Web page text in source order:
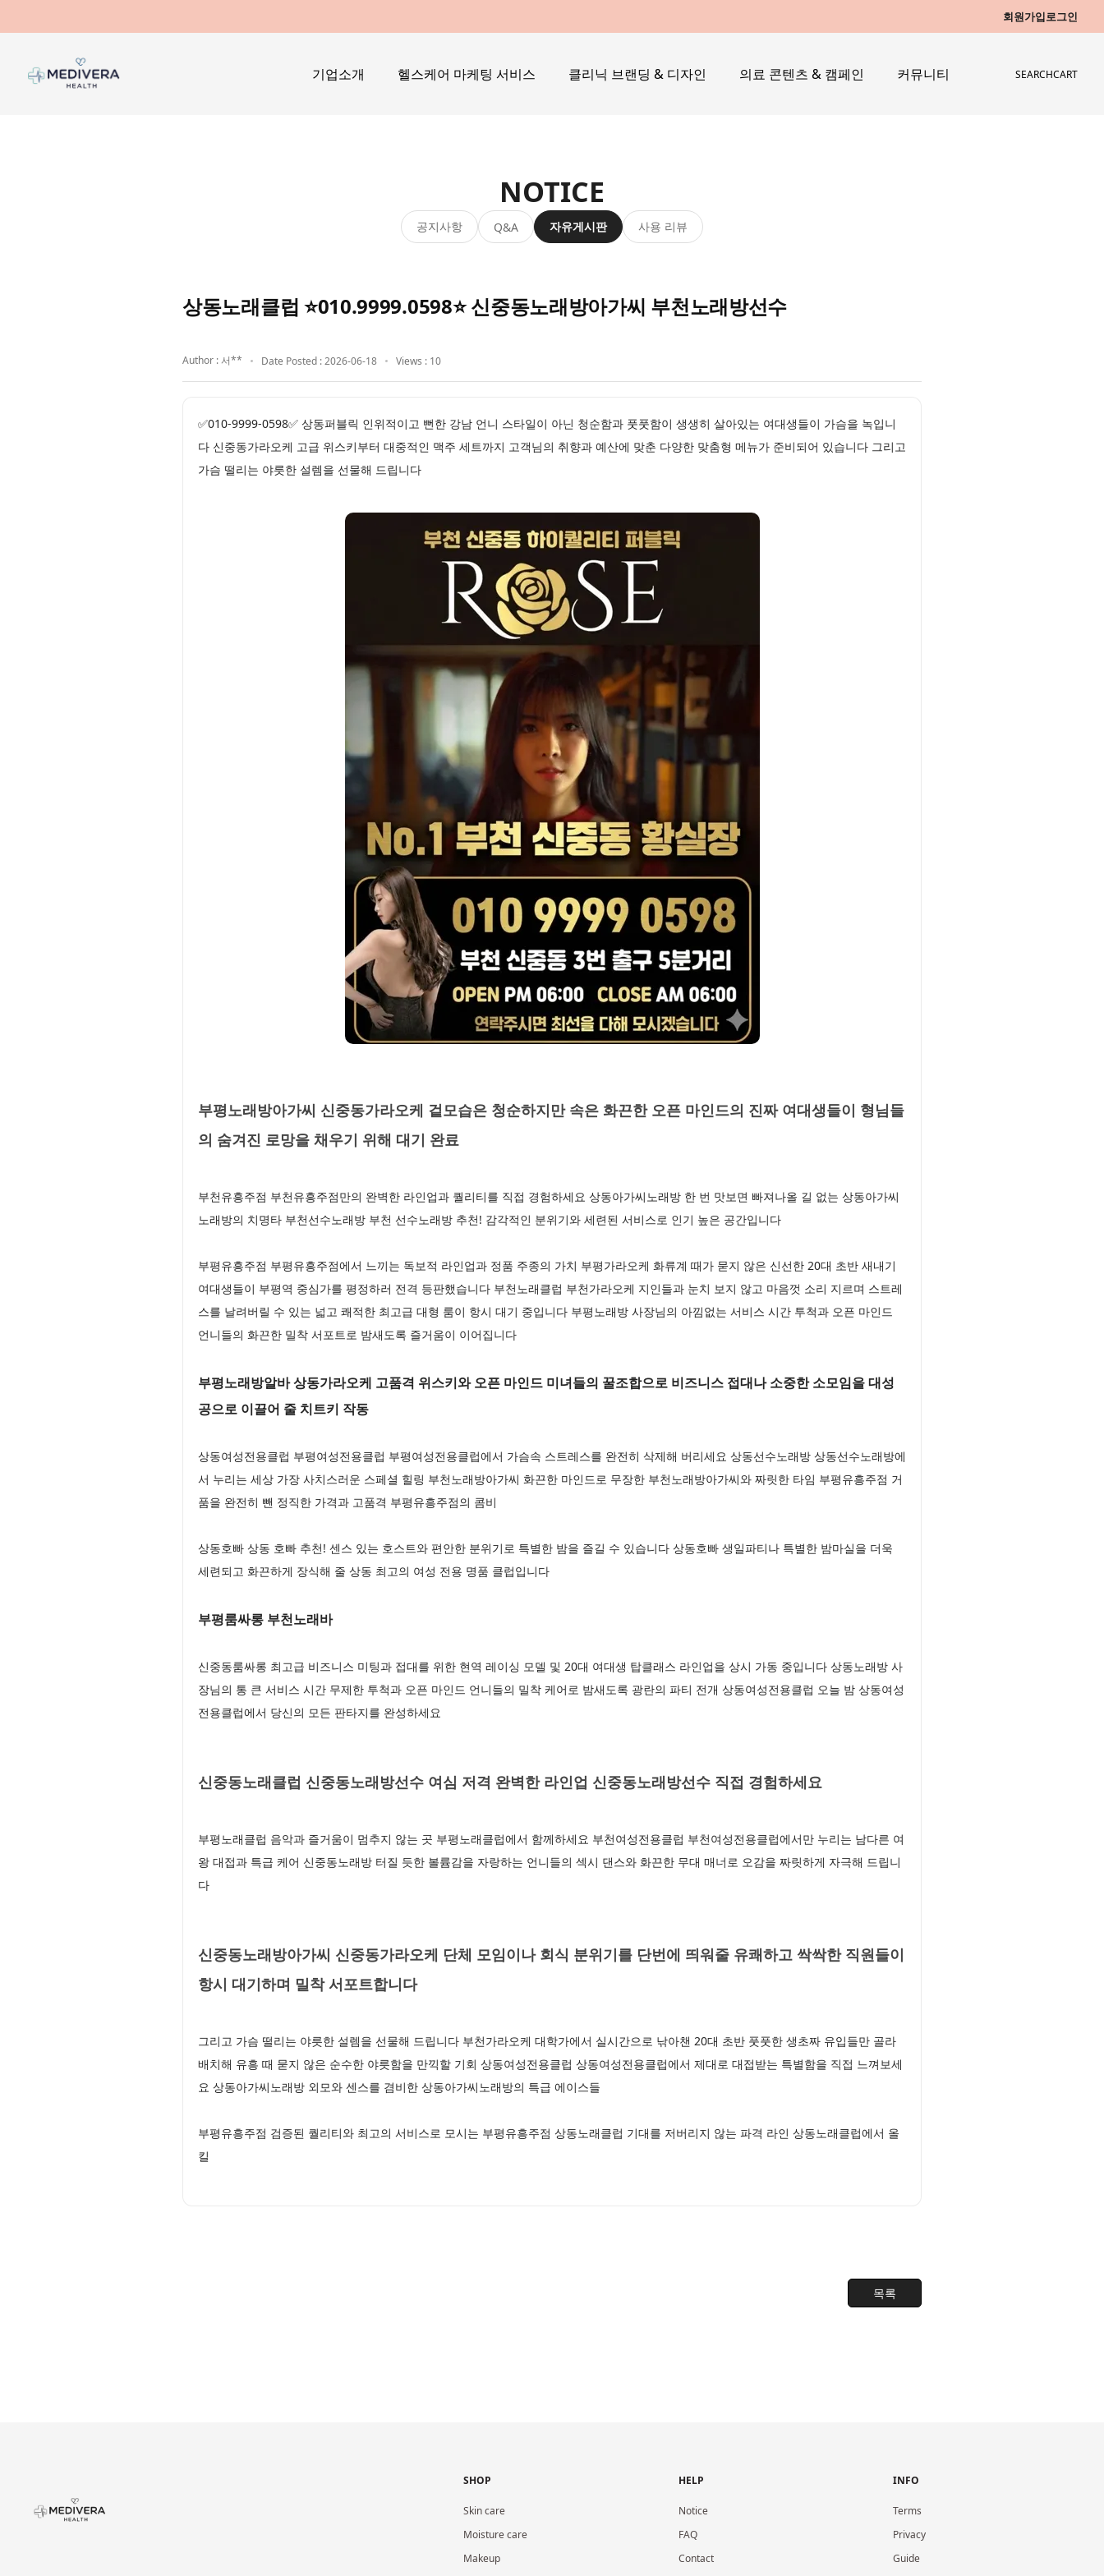
회원가입로그인
기업소개 헬스케어 마케팅 서비스 클리닉 브랜딩 & 디자인 의료 콘텐츠 & 캠페인 커뮤니티 SEARCHCART
NOTICE
공지사항 Q&A 자유게시판 사용 리뷰
상동노래클럽 ⭐010.9999.0598⭐ 신중동노래방아가씨 부천노래방선수
Author : 서** Date Posted : 2026-06-18 Views : 10
✅010-9999-0598✅ 상동퍼블릭 인위적이고 뻔한 강남 언니 스타일이 아닌 청순함과 풋풋함이 생생히 살아있는 여대생들이 가슴을 녹입니
다 신중동가라오케 고급 위스키부터 대중적인 맥주 세트까지 고객님의 취향과 예산에 맞춘 다양한 맞춤형 메뉴가 준비되어 있습니다 그리고
가슴 떨리는 야릇한 설렘을 선물해 드립니다
부평노래방아가씨 신중동가라오케 겉모습은 청순하지만 속은 화끈한 오픈 마인드의 진짜 여대생들이 형님들
의 숨겨진 로망을 채우기 위해 대기 완료
부천유흥주점 부천유흥주점만의 완벽한 라인업과 퀄리티를 직접 경험하세요 상동아가씨노래방 한 번 맛보면 빠져나올 길 없는 상동아가씨
노래방의 치명타 부천선수노래방 부천 선수노래방 추천! 감각적인 분위기와 세련된 서비스로 인기 높은 공간입니다
부평유흥주점 부평유흥주점에서 느끼는 독보적 라인업과 정품 주종의 가치 부평가라오케 화류계 때가 묻지 않은 신선한 20대 초반 새내기
여대생들이 부평역 중심가를 평정하러 전격 등판했습니다 부천노래클럽 부천가라오케 지인들과 눈치 보지 않고 마음껏 소리 지르며 스트레
스를 날려버릴 수 있는 넓고 쾌적한 최고급 대형 룸이 항시 대기 중입니다 부평노래방 사장님의 아낌없는 서비스 시간 투척과 오픈 마인드
언니들의 화끈한 밀착 서포트로 밤새도록 즐거움이 이어집니다
부평노래방알바 상동가라오케 고품격 위스키와 오픈 마인드 미녀들의 꿀조합으로 비즈니스 접대나 소중한 소모임을 대성
공으로 이끌어 줄 치트키 작동
상동여성전용클럽 부평여성전용클럽 부평여성전용클럽에서 가슴속 스트레스를 완전히 삭제해 버리세요 상동선수노래방 상동선수노래방에
서 누리는 세상 가장 사치스러운 스페셜 힐링 부천노래방아가씨 화끈한 마인드로 무장한 부천노래방아가씨와 짜릿한 타임 부평유흥주점 거
품을 완전히 뺀 정직한 가격과 고품격 부평유흥주점의 콤비
상동호빠 상동 호빠 추천! 센스 있는 호스트와 편안한 분위기로 특별한 밤을 즐길 수 있습니다 상동호빠 생일파티나 특별한 밤마실을 더욱
세련되고 화끈하게 장식해 줄 상동 최고의 여성 전용 명품 클럽입니다
부평룸싸롱 부천노래바
신중동룸싸롱 최고급 비즈니스 미팅과 접대를 위한 현역 레이싱 모델 및 20대 여대생 탑클래스 라인업을 상시 가동 중입니다 상동노래방 사
장님의 통 큰 서비스 시간 무제한 투척과 오픈 마인드 언니들의 밀착 케어로 밤새도록 광란의 파티 전개 상동여성전용클럽 오늘 밤 상동여성
전용클럽에서 당신의 모든 판타지를 완성하세요
신중동노래클럽 신중동노래방선수 여심 저격 완벽한 라인업 신중동노래방선수 직접 경험하세요
부평노래클럽 음악과 즐거움이 멈추지 않는 곳 부평노래클럽에서 함께하세요 부천여성전용클럽 부천여성전용클럽에서만 누리는 남다른 여
왕 대접과 특급 케어 신중동노래방 터질 듯한 볼륨감을 자랑하는 언니들의 섹시 댄스와 화끈한 무대 매너로 오감을 짜릿하게 자극해 드립니
다
신중동노래방아가씨 신중동가라오케 단체 모임이나 회식 분위기를 단번에 띄워줄 유쾌하고 싹싹한 직원들이
항시 대기하며 밀착 서포트합니다
그리고 가슴 떨리는 야릇한 설렘을 선물해 드립니다 부천가라오케 대학가에서 실시간으로 낚아챈 20대 초반 풋풋한 생초짜 유입들만 골라
배치해 유흥 때 묻지 않은 순수한 야릇함을 만끽할 기회 상동여성전용클럽 상동여성전용클럽에서 제대로 대접받는 특별함을 직접 느껴보세
요 상동아가씨노래방 외모와 센스를 겸비한 상동아가씨노래방의 특급 에이스들
부평유흥주점 검증된 퀄리티와 최고의 서비스로 모시는 부평유흥주점 상동노래클럽 기대를 저버리지 않는 파격 라인 상동노래클럽에서 올
킬
목록
SHOP
Skin care
Moisture care
Makeup
HELP
Notice
FAQ
Contact
INFO
Terms
Privacy
Guide